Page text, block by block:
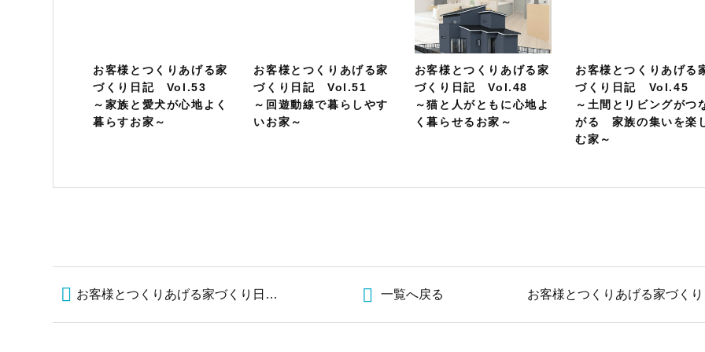
お客様とつくりあげる家
づくり日記 Vol.53
～家族と愛犬が心地よく
暮らすお家～
お客様とつくりあげる家
づくり日記 Vol.51
～回遊動線で暮らしやす
いお家～
お客様とつくりあげる家
づくり日記 Vol.48
～猫と人がともに心地よ
く暮らせるお家～
お客様とつくりあげる
づくり日記 Vol.45
～土間とリビングがつ
がる 家族の集いを楽
む家～
お客様とつくりあげる家づくり日記 Vol.48 ～猫と人がともに心地よく暮らせるお家～ 一覧へ戻る